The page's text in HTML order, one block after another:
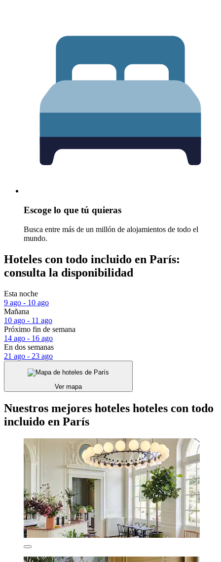
Escoge lo que tú quieras
Busca entre más de un millón de alojamientos de todo el
mundo.
Hoteles con todo incluido en París:
consulta la disponibilidad
Esta noche
9 ago - 10 ago
Mañana
10 ago - 11 ago
Próximo fin de semana
14 ago - 16 ago
En dos semanas
21 ago - 23 ago
Ver mapa
Nuestros mejores hoteles hoteles con todo
incluido en París